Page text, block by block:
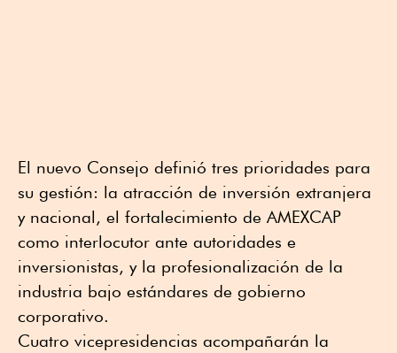
El nuevo Consejo definió tres prioridades para
su gestión: la atracción de inversión extranjera
y nacional, el fortalecimiento de AMEXCAP
como interlocutor ante autoridades e
inversionistas, y la profesionalización de la
industria bajo estándares de gobierno
corporativo.
Cuatro vicepresidencias acompañarán la